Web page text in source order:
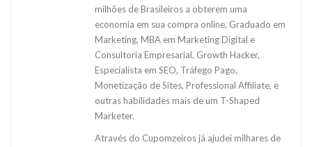
milhões de Brasileiros a obterem uma
economia em sua compra online, Graduado em
Marketing, MBA em Marketing Digital e
Consultoria Empresarial, Growth Hacker,
Especialista em SEO, Tráfego Pago,
Monetização de Sites, Professional Affiliate, e
outras habilidades mais de um T-Shaped
Marketer.
Através do Cupomzeiros já ajudei milhares de